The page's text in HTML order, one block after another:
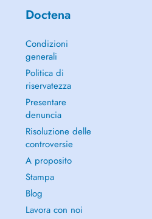
Doctena
Condizioni
generali
Politica di
riservatezza
Presentare
denuncia
Risoluzione delle
controversie
A proposito
Stampa
Blog
Lavora con noi